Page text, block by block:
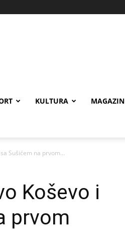
KULTURA MAGAZIN
Sušićem na prvom...
Koševo i
prvom